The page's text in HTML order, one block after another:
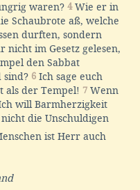
waren? 4Wie er in
Schaubrote aß, welche
durften, sondern
nicht im Gesetz gelesen,
den Sabbat
sind? 6 Ich sage euch
als der Tempel! 7 Wenn
will Barmherzigkeit
die Unschuldigen
ist Herr auch